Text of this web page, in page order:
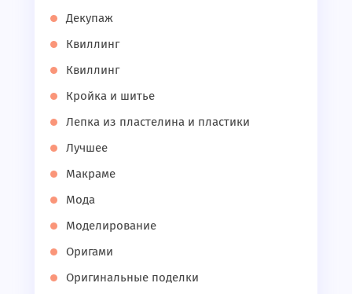
Декупаж
Квиллинг
Квиллинг
Кройка и шитье
Лепка из пластелина и пластики
Лучшее
Макраме
Мода
Моделирование
Оригами
Оригинальные поделки